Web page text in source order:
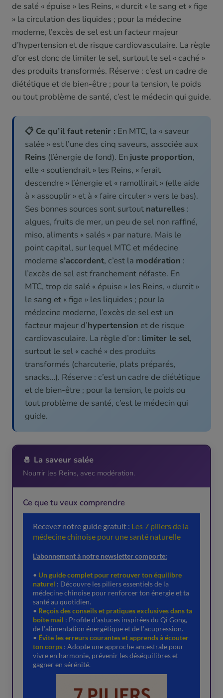
de salé « épuise » les Reins, « durcit » le sang et « fige
» la circulation des liquides ; pour la médecine
moderne, l’excès de sel est un facteur majeur
d’hypertension et de risque cardiovasculaire. La règle
d’or est donc de limiter le sel, surtout le sel « caché »
des produits transformés. Réserve : c’est un cadre de
diététique et de bien-être ; pour la tension, le poids
ou tout problème de santé, c’est le médecin qui guide.
📋 Ce qu’il faut retenir : En MTC, la « saveur
salée » est l’une des cinq saveurs, associée aux
Reins (l’énergie de fond). En juste proportion,
elle « soutiendrait » les Reins, « ferait
descendre » l’énergie et « ramollirait » (elle aide
à « assouplir » et à « faire circuler » vers le bas).
Ses bonnes sources sont surtout naturelles :
algues, fruits de mer, un peu de sel non raffiné,
miso, aliments « salés » par nature. Mais le
point capital, sur lequel MTC et médecine
moderne s’accordent, c’est la modération :
l’excès de sel est franchement néfaste. En
MTC, trop de salé « épuise » les Reins, « durcit »
le sang et « fige » les liquides ; pour la
médecine moderne, l’excès de sel est un
facteur majeur d’hypertension et de risque
cardiovasculaire. La règle d’or : limiter le sel,
surtout le sel « caché » des produits
transformés (charcuterie, plats préparés,
snacks…). Réserve : c’est un cadre de diététique
et de bien-être ; pour la tension, le poids ou
tout problème de santé, c’est le médecin qui
guide.
🧂 La saveur salée
Nourrir les Reins, avec modération.
Ce que tu veux comprendre